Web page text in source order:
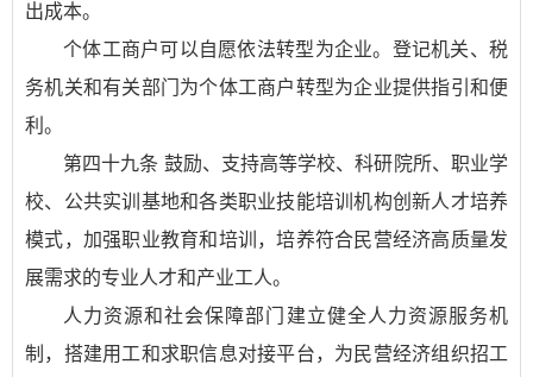
出成本。
个体工商户可以自愿依法转型为企业。登记机关、税
务机关和有关部门为个体工商户转型为企业提供指引和便
利。
第四十九条 鼓励、支持高等学校、科研院所、职业学
校、公共实训基地和各类职业技能培训机构创新人才培养
模式，加强职业教育和培训，培养符合民营经济高质量发
展需求的专业人才和产业工人。
人力资源和社会保障部门建立健全人力资源服务机
制，搭建用工和求职信息对接平台，为民营经济组织招工